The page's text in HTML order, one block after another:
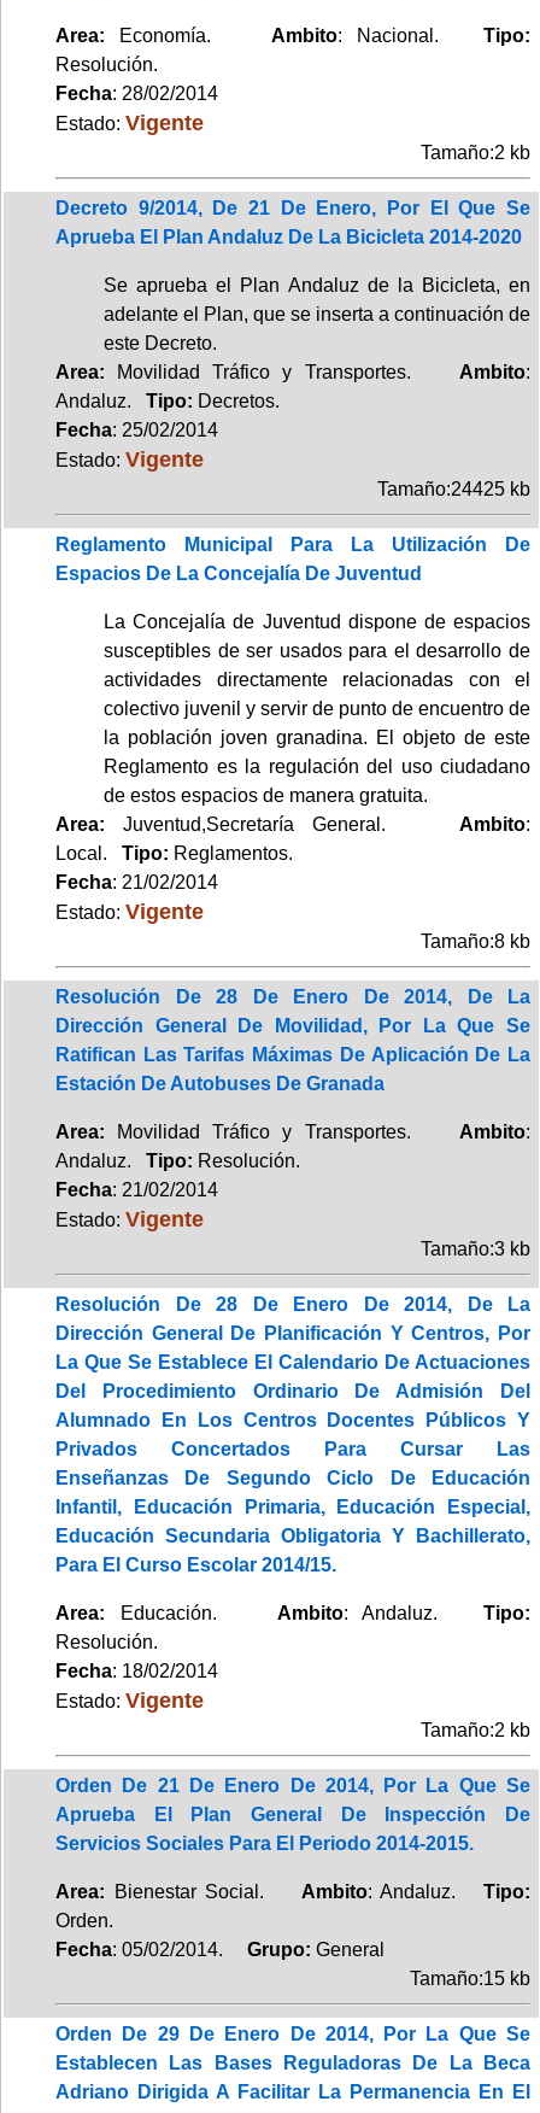
Area: Economía. Ambito: Nacional.Tipo:
Resolución.
Fecha: 28/02/2014
Estado: Vigente
Tamaño:2 kb
Decreto 9/2014, De 21 De Enero, Por El Que Se
Aprueba El Plan Andaluz De La Bicicleta 2014-2020
Se aprueba el Plan Andaluz de la Bicicleta, en
adelante el Plan, que se inserta a continuación de
este Decreto.
Area: Movilidad Tráfico y Transportes. Ambito:
Andaluz. Tipo: Decretos.
Fecha: 25/02/2014
Estado: Vigente
Tamaño:24425 kb
Reglamento Municipal Para La Utilización De
Espacios De La Concejalía De Juventud
La Concejalía de Juventud dispone de espacios
susceptibles de ser usados para el desarrollo de
actividades directamente relacionadas con el
colectivo juvenil y servir de punto de encuentro de
la población joven granadina. El objeto de este
Reglamento es la regulación del uso ciudadano
de estos espacios de manera gratuita.
Area: Juventud,Secretaría General. Ambito:
Local. Tipo: Reglamentos.
Fecha: 21/02/2014
Estado: Vigente
Tamaño:8 kb
Resolución De 28 De Enero De 2014, De La
Dirección General De Movilidad, Por La Que Se
Ratifican Las Tarifas Máximas De Aplicación De La
Estación De Autobuses De Granada
Area: Movilidad Tráfico y Transportes. Ambito:
Andaluz. Tipo: Resolución.
Fecha: 21/02/2014
Estado: Vigente
Tamaño:3 kb
Resolución De 28 De Enero De 2014, De La
Dirección General De Planificación Y Centros, Por
La Que Se Establece El Calendario De Actuaciones
Del Procedimiento Ordinario De Admisión Del
Alumnado En Los Centros Docentes Públicos Y
Privados Concertados Para Cursar Las
Enseñanzas De Segundo Ciclo De Educación
Infantil, Educación Primaria, Educación Especial,
Educación Secundaria Obligatoria Y Bachillerato,
Para El Curso Escolar 2014/15.
Area: Educación. Ambito: Andaluz.Tipo:
Resolución.
Fecha: 18/02/2014
Estado: Vigente
Tamaño:2 kb
Orden De 21 De Enero De 2014, Por La Que Se
Aprueba El Plan General De Inspección De
Servicios Sociales Para El Periodo 2014-2015.
Area: Bienestar Social. Ambito: Andaluz.Tipo:
Orden.
Fecha: 05/02/2014. Grupo: General
Tamaño:15 kb
Orden De 29 De Enero De 2014, Por La Que Se
Establecen Las Bases Reguladoras De La Beca
Adriano Dirigida A Facilitar La Permanencia En El